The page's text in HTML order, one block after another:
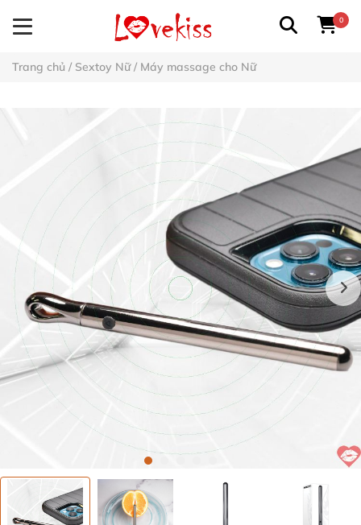
0
Trang chủ / Sextoy Nữ/ Máy massage cho Nữ